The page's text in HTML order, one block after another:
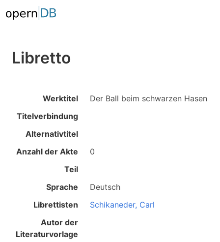
Libretto
Werktitel
Der Ball beim schwarzen Hasen
Titelverbindung
Alternativtitel
Anzahl der Akte
0
Teil
Sprache
Deutsch
Librettisten
Schikaneder, Carl
Autor der
Literaturvorlage